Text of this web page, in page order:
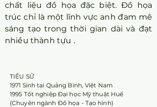
chất liệu đồ họa đặc biệt. Đồ họa
trúc chỉ là một lĩnh vực anh đam mê
sáng tạo trong thời gian dài và đạt
nhiều thành tựu .
TIỂU SỬ
1971 Sinh tại Quảng Bình, Việt Nam
1995 Tốt nghiệp Đại học Mỹ thuật Huế
(Chuyên ngành Đồ họa - Tạo hình)